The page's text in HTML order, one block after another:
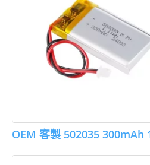
OEM 客製 502035 300mAh